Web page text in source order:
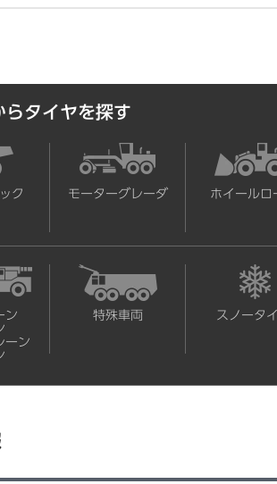
らタイヤを探す
ク モーターグレーダ ホイールロ
ン
ーン
特殊車両 スノータ